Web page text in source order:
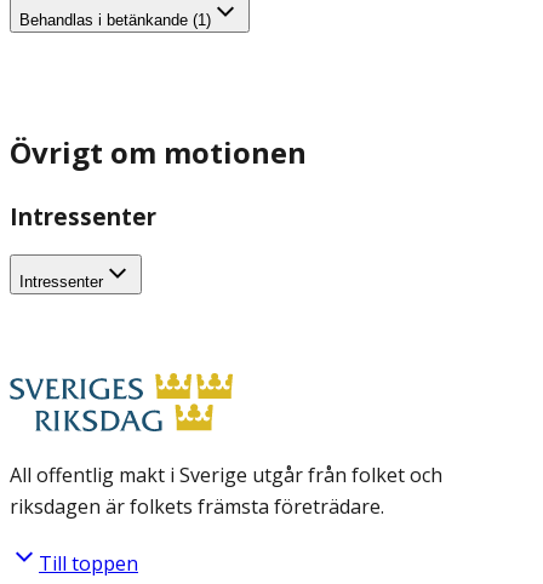
Behandlas i betänkande (1)
Övrigt om motionen
Intressenter
Intressenter
All offentlig makt i Sverige utgår från folket och
riksdagen är folkets främsta företrädare.
Till toppen